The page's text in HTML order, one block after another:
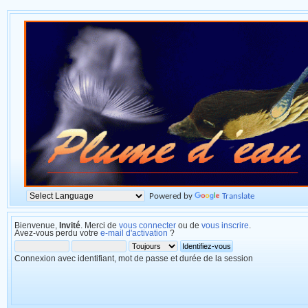
Powered by Translate
Bienvenue, Invité . Merci de vous connecter ou de vous inscrire
Avez-vous perdu votre e-mail d'activation ?
Connexion avec identifiant, mot de passe et durée de la session